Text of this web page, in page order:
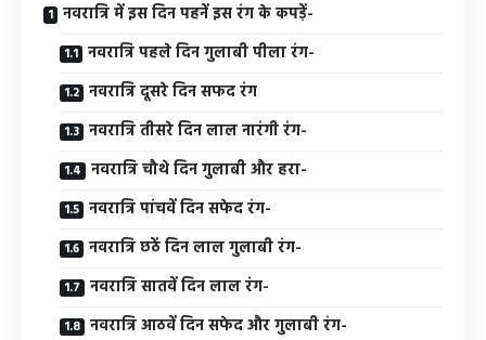
नवरात्रि में इस दिन पहनें इस रंग के कपड़ें-
नवरात्रि पहले दिन गुलाबी पीला रंग-
नवरात्रि दूसरे दिन सफद रंग
नवरात्रि तीसरे दिन लाल नारंगी रंग-
नवरात्रि चौथे दिन गुलाबी और हरा-
नवरात्रि पांचवें दिन सफेद रंग-
नवरात्रि छठें दिन लाल गुलाबी रंग-
नवरात्रि सातवें दिन लाल रंग-
नवरात्रि आठवें दिन सफेद और गुलाबी रंग-